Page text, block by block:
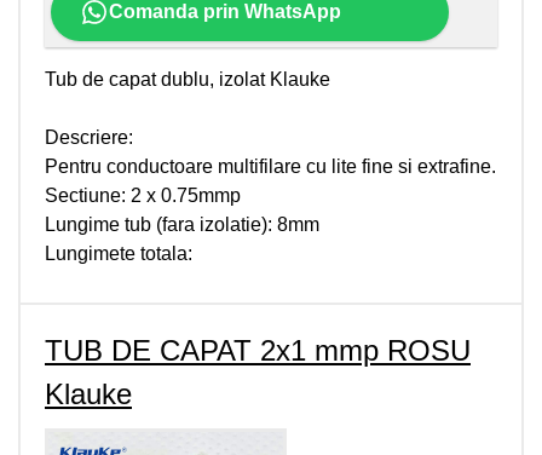
Comanda prin WhatsApp
Tub de capat dublu, izolat Klauke
Descriere:
Pentru conductoare multifilare cu lite fine si extrafine.
Sectiune: 2 x 0.75mmp
Lungime tub (fara izolatie): 8mm
Lungimete totala:
TUB DE CAPAT 2x1 mmp ROSU
Klauke